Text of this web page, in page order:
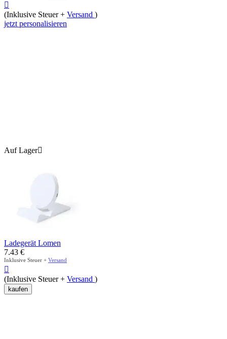

(Inklusive Steuer + Versand )
jetzt personalisieren
Auf Lager
Ladegerät Lomen
7.43 €
Inklusive Steuer + Versand

(Inklusive Steuer + Versand )
kaufen